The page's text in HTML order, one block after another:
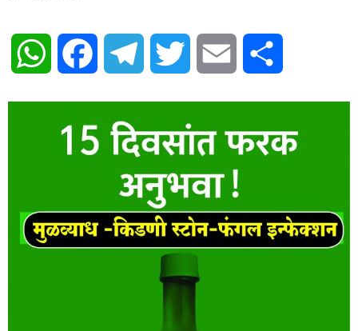
WhatsAppFacebook Telegram Twitter Email